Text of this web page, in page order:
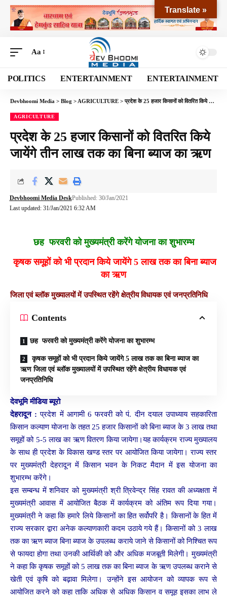
Aa
POLITICS ENTERTAINMENT ENTERTAINMENT
Devbhoomi Media > Blog > AGRICULTURE >प्रदेश के 25 हजार किसानों को वितरित किये जायेंगे तीन लाख तक का बिना ब्याज का ऋण
AGRICULTURE
प्रदेश के 25 हजार किसानों को वितरित किये
जायेंगे तीन लाख तक का बिना ब्याज का ऋण
Last updated: 31/Jan/2021 6:32 AM
Devbhoomi Media DeskPublished: 30/Jan/2021
छह फरवरी को मुख्यमंत्री करेंगे योजना का शुभारम्भ
कृषक समूहों को भी प्रदान किये जायेंगे 5 लाख तक का बिना ब्याज
का ऋण
जिला एवं ब्लॉक मुख्यालयों में उपस्थित रहेंगे क्षेत्रीय विधायक एवं जनप्रतिनिधि
Contents
छह फरवरी को मुख्यमंत्री करेंगे योजना का शुभारम्भ
कृषक समूहों को भी प्रदान किये जायेंगे 5 लाख तक का बिना ब्याज का
ऋण जिला एवं ब्लॉक मुख्यालयों में उपस्थित रहेंगे क्षेत्रीय विधायक एवं
जनप्रतिनिधि
देवभूमि मीडिया ब्यूरो
देहरादून : प्रदेश में आगामी 6 फरवरी को पं. दीन दयाल उपाध्याय सहकारिता
किसान कल्याण योजना के तहत 25 हजार किसानों को बिना ब्याज के 3 लाख तथा
समूहों को 5-5 लाख का ऋण वितरण किया जायेगा।यह कार्यक्रम राज्य मुख्यालय
के साथ ही प्रदेश के विकास खण्ड स्तर पर आयोजित किया जायेगा। राज्य स्तर
पर मुख्यमंत्री देहरादून में किसान भवन के निकट मैदान में इस योजना का
शुभारम्भ करेंगे।
इस सम्बन्ध में शनिवार को मुख्यमंत्री श्री त्रिवेन्द्र सिंह रावत की अध्यक्षता में
मुख्यमंत्री आवास में आयोजित बैठक में कार्यक्रम को अंतिम रूप दिया गया।
मुख्यमंत्री ने कहा कि हमारे लिये किसानों का हित सर्वोपरि है। किसानों के हित में
राज्य सरकार द्वारा अनेक कल्याणकारी कदम उठाये गये हैं। किसानों को 3 लाख
तक का ऋण ब्याज बिना ब्याज के उपलब्ध कराये जाने से किसानों को निश्चित रूप
से फायदा होगा तथा उनकी आर्थिकी को और अधिक मजबूती मिलेगी। मुख्यमंत्री
ने कहा कि कृषक समूहों को 5 लाख तक का बिना ब्याज के ऋण उपलब्ध कराने से
खेती एवं कृषि को बढ़ावा मिलेगा। उन्होंने इस आयोजन को व्यापक रूप से
आयोजित करने को कहा ताकि अधिक से अधिक किसान व समूह इसका लाभ ले
Translate »